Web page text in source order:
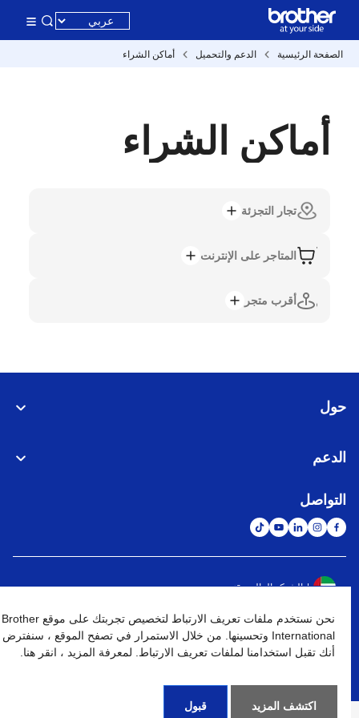
الصفحة الرئيسية الدعم والتحميل أماكن الشراء
أماكن الشراء
تجار التجزئة
المتاجر على الإنترنت
أقرب متجر
حول
الدعم
التواصل
الشبكة العالمية
نهج الخصوصية شروط الإستخدام خريطة الموقع الإنتقال إلى الموقع العالمي
كافة الحقوق محفوظة. BROTHER INTERNATIONAL (GULF) FZE
نحن نستخدم ملفات تعريف الارتباط لتخصيص تجربتك على موقع Brother
International وتحسينها. من خلال الاستمرار في تصفح الموقع ، سنفترض
أنك تقبل استخدامنا لملفات تعريف الارتباط. لمعرفة المزيد ، انقر هنا.
اكتشف المزيد قبول